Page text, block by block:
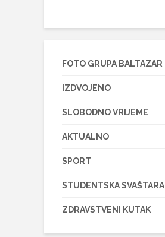
FOTO GRUPA BALTAZAR
IZDVOJENO
SLOBODNO VRIJEME
AKTUALNO
SPORT
STUDENTSKA SVAŠTARA
ZDRAVSTVENI KUTAK